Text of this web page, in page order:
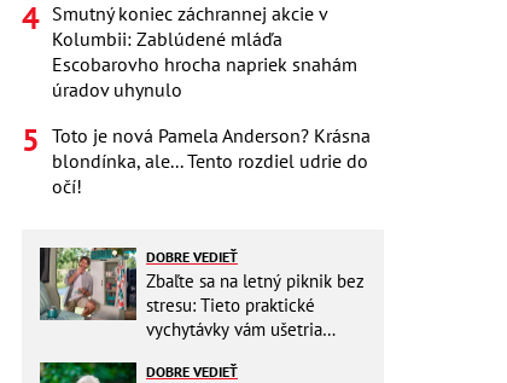
Smutný koniec záchrannej akcie v
Kolumbii: Zablúdené mláďa
Escobarovho hrocha napriek snahám
úradov uhynulo
Toto je nová Pamela Anderson? Krásna
blondínka, ale... Tento rozdiel udrie do
očí!
DOBRE VEDIEŤ
Zbaľte sa na letný piknik bez
stresu: Tieto praktické
vychytávky vám ušetria
DOBRE VEDIEŤ